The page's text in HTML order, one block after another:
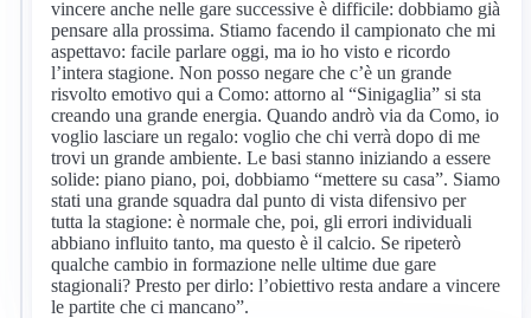
vincere anche nelle gare successive è difficile: dobbiamo già
pensare alla prossima. Stiamo facendo il campionato che mi
aspettavo: facile parlare oggi, ma io ho visto e ricordo
l’intera stagione. Non posso negare che c’è un grande
risvolto emotivo qui a Como: attorno al “Sinigaglia” si sta
creando una grande energia. Quando andrò via da Como, io
voglio lasciare un regalo: voglio che chi verrà dopo di me
trovi un grande ambiente. Le basi stanno iniziando a essere
solide: piano piano, poi, dobbiamo “mettere su casa”. Siamo
stati una grande squadra dal punto di vista difensivo per
tutta la stagione: è normale che, poi, gli errori individuali
abbiano influito tanto, ma questo è il calcio. Se ripeterò
qualche cambio in formazione nelle ultime due gare
stagionali? Presto per dirlo: l’obiettivo resta andare a vincere
le partite che ci mancano”.